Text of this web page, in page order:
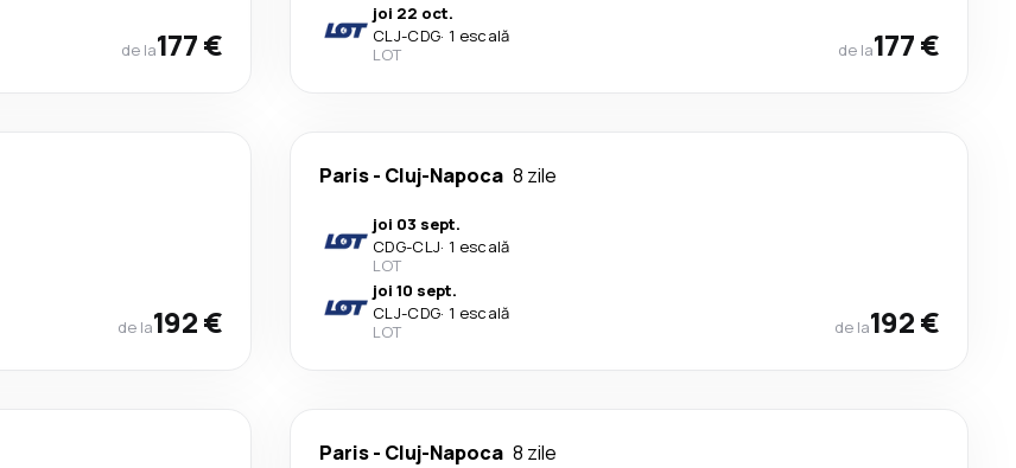
de la177 €
joi 22 oct.
CLJ-CDG· 1 escală
LOT
de la177 €
de la192 €
Paris- Cluj-Napoca 8 zile
joi 03 sept.
CDG-CLJ· 1 escală
LOT
joi 10 sept.
CLJ-CDG· 1 escală
LOT
de la192 €
Paris- Cluj-Napoca 8 zile